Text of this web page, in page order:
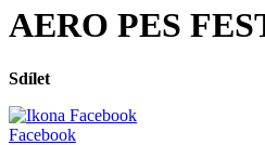
AERO PES
Sdílet
Facebook